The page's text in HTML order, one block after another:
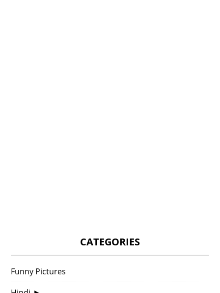
CATEGORIES
Funny Pictures